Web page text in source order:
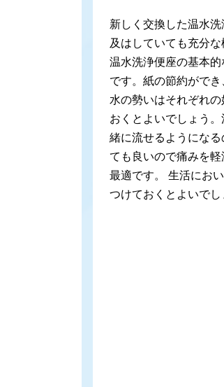
新しく交換した温水
及はしていても充分
温水洗浄便座の基本
です。紙の節約ができ
水の勢いはそれぞれ
おくとよいでしょう
緒に流せるようにな
ても良いので痛みを
最適です。 生活にお
つけておくとよいでし